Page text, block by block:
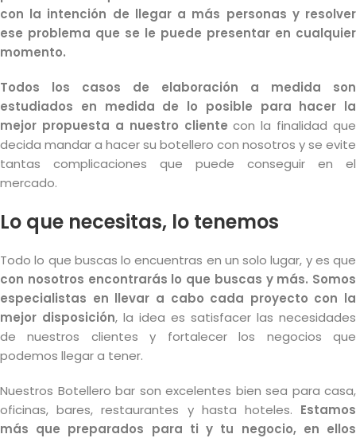
con la intención de llegar a más personas y resolver
ese problema que se le puede presentar en cualquier
momento.
Todos los casos de elaboración a medida son
estudiados en medida de lo posible para hacer la
mejor propuesta a nuestro cliente con la finalidad que
decida mandar a hacer su botellero con nosotros y se evite
tantas complicaciones que puede conseguir en el
mercado.
Lo que necesitas, lo tenemos
Todo lo que buscas lo encuentras en un solo lugar, y es que
con nosotros encontrarás lo que buscas y más. Somos
especialistas en llevar a cabo cada proyecto con la
mejor disposición, la idea es satisfacer las necesidades
de nuestros clientes y fortalecer los negocios que
podemos llegar a tener.
Nuestros Botellero bar son excelentes bien sea para casa,
oficinas, bares, restaurantes y hasta hoteles. Estamos
más que preparados para ti y tu negocio, en ellos